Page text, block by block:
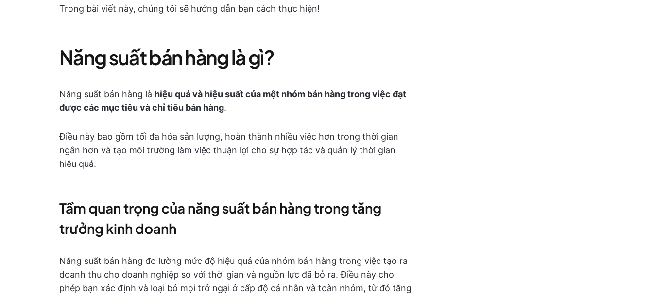
Trong bài viết này, chúng tôi sẽ hướng dẫn bạn cách thực hiện!
Năng suất bán hàng là gì?
Năng suất bán hàng là hiệu quả và hiệu suất của một nhóm bán hàng trong việc đạt
được các mục tiêu và chỉ tiêu bán hàng.
Điều này bao gồm tối đa hóa sản lượng, hoàn thành nhiều việc hơn trong thời gian
ngắn hơn và tạo môi trường làm việc thuận lợi cho sự hợp tác và quản lý thời gian
hiệu quả.
Tầm quan trọng của năng suất bán hàng trong tăng
trưởng kinh doanh
Năng suất bán hàng đo lường mức độ hiệu quả của nhóm bán hàng trong việc tạo ra
doanh thu cho doanh nghiệp so với thời gian và nguồn lực đã bỏ ra. Điều này cho
phép bạn xác định và loại bỏ mọi trở ngại ở cấp độ cá nhân và toàn nhóm, từ đó tăng